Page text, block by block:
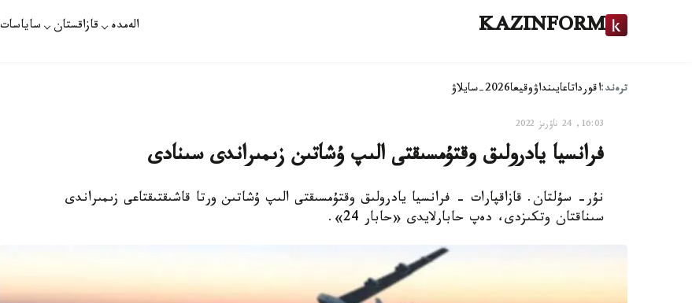
KAZINFORM الەمدە قازاقستان ساياسات
ترەند:اقورداتاعايىنداۋوقيعا2026-سايلاۋ
16:03, 24 ناۋرىز 2022
فرانسيا يادرولىق وقتۇمسىقتى الىپ ۇشاتىن زىمىراندى سىنادى
نۇر- سۇلتان. قازاقپارات - فرانسيا يادرولىق وقتۇمسىقتى الىپ ۇشاتىن ورتا قاشىقتىقتاعى زىمىراندى
سىناقتان وتكىزدى، دەپ حابارلايدى «حابار 24».